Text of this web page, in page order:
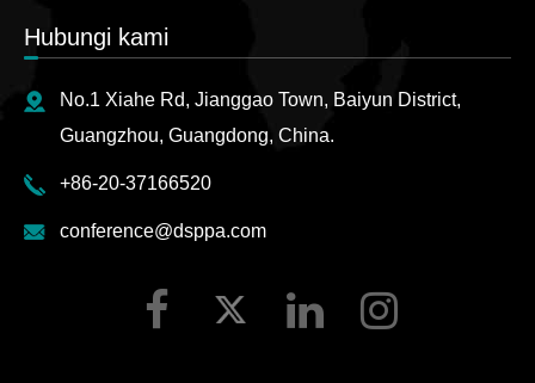
Hubungi kami
No.1 Xiahe Rd, Jianggao Town, Baiyun District,
Guangzhou, Guangdong, China.
+86-20-37166520
conference@dsppa.com